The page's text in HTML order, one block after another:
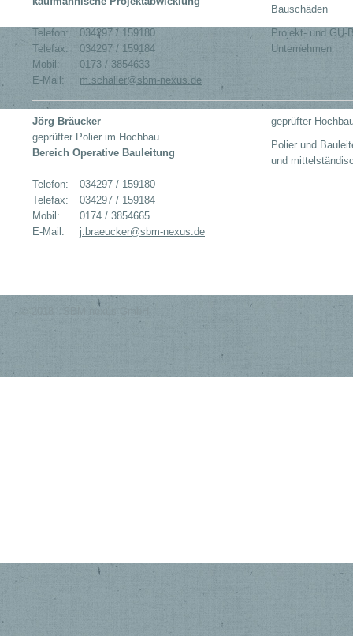
Telefon:
034297 / 159180
Telefax:
034297 / 159184
Mobil:
0173 / 3854633
E-Mail:
m.schaller@sbm-nexus.de
Bauschäden
Projekt- und GU-
Unternehmen
Jörg Bräucker
geprüfter Polier im Hochbau
Bereich Operative Bauleitung
Telefon:
034297 / 159180
Telefax:
034297 / 159184
Mobil:
0174 / 3854665
E-Mail:
j.braeucker@sbm-nexus.de
geprüfter
Polier und
und
© 2018 - SBM nexus GmbH